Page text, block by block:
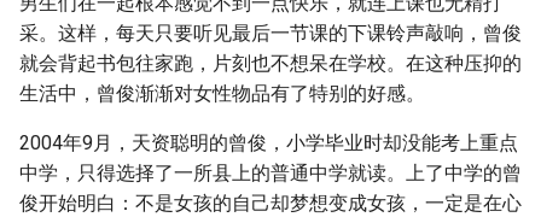
采。这样，每天只要听见最后一节课的下课铃声敲响，曾俊
就会背起书包往家跑，片刻也不想呆在学校。在这种压抑的
生活中，曾俊渐渐对女性物品有了特别的好感。
2004年9月，天资聪明的曾俊，小学毕业时却没能考上重点
中学，只得选择了一所县上的普通中学就读。上了中学的曾
俊开始明白：不是女孩的自己却梦想变成女孩，一定是在心